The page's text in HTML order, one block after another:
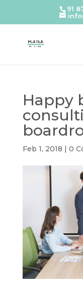
91
Happy
Feb 1, 2018 | 0